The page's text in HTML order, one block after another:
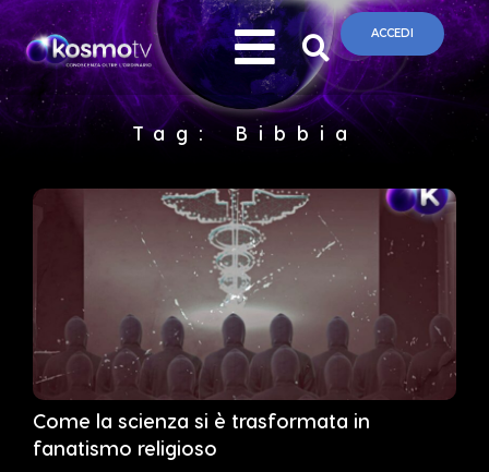
ACCEDI
Tag: Bibbia
Come la scienza si è trasformata in
fanatismo religioso